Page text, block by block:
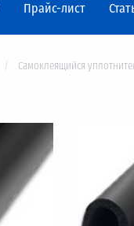
Прайс-лист
Самоклеящийся